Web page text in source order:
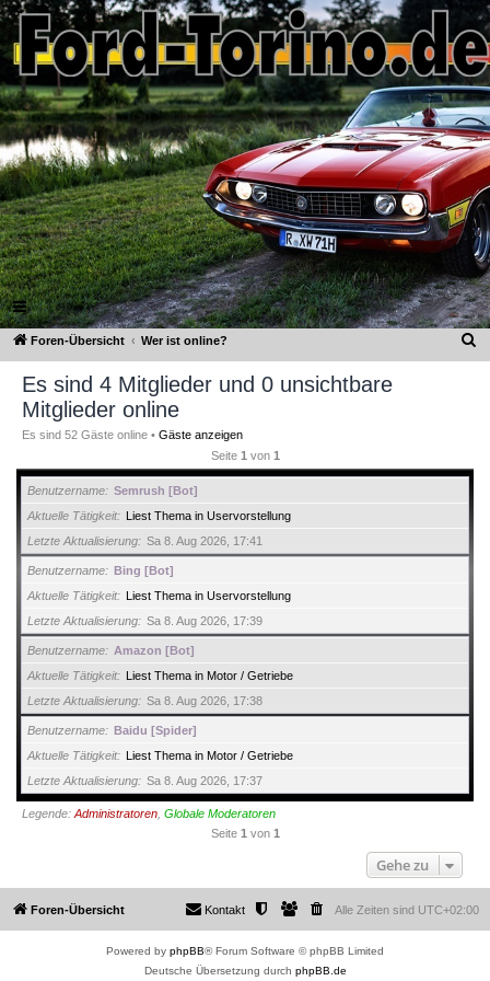
Ford-Torino.de
FAQ Anmelden
Registrieren
Foren-Übersicht Wer ist online?
u
Es sind 4 Mitglieder und 0 unsichtbare
Mitglieder online
Es sind 52 Gäste online • Gäste anzeigen
Seite 1 von 1
Benutzername
Semrush [Bot]
Aktuelle Tätigkeit
Liest Thema in Uservorstellung
Letzte Aktualisierung
Sa 8. Aug 2026, 17:41
Benutzername
Bing [Bot]
Aktuelle Tätigkeit
Liest Thema in Uservorstellung
Letzte Aktualisierung
Sa 8. Aug 2026, 17:39
Benutzername
Amazon [Bot]
Aktuelle Tätigkeit
Liest Thema in Motor / Getriebe
Letzte Aktualisierung
Sa 8. Aug 2026, 17:38
Benutzername
Baidu [Spider]
Aktuelle Tätigkeit
Liest Thema in Motor / Getriebe
Letzte Aktualisierung
Sa 8. Aug 2026, 17:37
Legende: Administratoren Globale Moderatoren
Seite 1 von 1
Gehe zu
Foren-Übersicht Alle Zeiten sind UTC+02:00
Kontakt
Powered by phpBB® Forum Software © phpBB Limited
Deutsche Übersetzung durch phpBB.de